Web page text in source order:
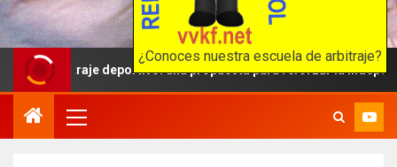
¿Conoces nuestra escuela de arbitraje?
deportivo: una propuesta para reforzar la independencia